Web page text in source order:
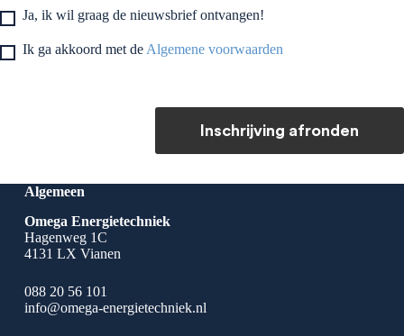
Ja, ik wil graag de nieuwsbrief ontvangen!
Ik ga akkoord met de Algemene voorwaarden
Inschrijving afronden
Algemeen
Omega Energietechniek
Hagenweg 1C
4131 LX Vianen
088 20 56 101
info@omega-energietechniek.nl